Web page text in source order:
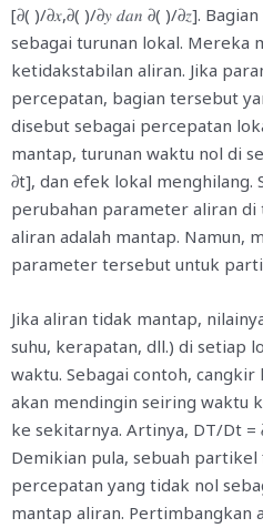
[𝜕( )/𝜕𝑥,𝜕( )/𝜕𝑦 𝑑𝑎𝑛 𝜕( )/𝜕𝑧].
sebagai turunan lokal. Mereka
ketidakstabilan aliran. Jika
percepatan, bagian tersebut
disebut sebagai percepatan
mantap, turunan waktu nol di
𝜕t], dan efek lokal menghilang.
perubahan parameter aliran
aliran adalah mantap. Namun,
parameter tersebut untuk
Jika aliran tidak mantap,
suhu, kerapatan, dll.) di setiap
waktu. Sebagai contoh,
akan mendingin seiring waktu
ke sekitarnya. Artinya, DT/Dt =
Demikian pula, sebuah
percepatan yang tidak nol
mantap aliran. Pertimbangkan